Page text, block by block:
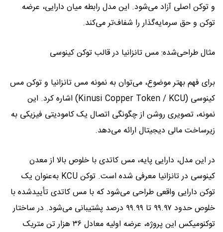
و توکن اصلی آزاد می‌شود. این مدل رابطه میان دارایی، عرضه
توکن و حق سرمایه‌گذار را شفاف‌تر می‌کند.
مثال طراحی‌شده: مس تانزانیا در قالب توکن کینوسی
برای فهم بهتر موضوع، می‌توان به نمونه مس تانزانیا و توکن مس
کینوسی (Kinusi Copper Token / KCU) اشاره کرد. این
نمونه، تصویری روشن از چگونگی اتصال یک کامودیتی فیزیکی به
زیرساخت مالی دیجیتال ارائه می‌دهد.
در این مدل، دارایی پایه، مس کاتدی با خلوص بالا از معدن
کینوسی در تانزانیا معرفی شده است. توکن KCU به‌عنوان یک
توکن دارایی واقعی طراحی می‌شود که با مس کاتدی تأییدشده با
خلوص حدود ۹۹.۹۷ تا ۹۹.۹۹ درصد پشتیبانی می‌شود. در ساختار
توکنومیکس این پروژه، عرضه اولیه معادل ۳۶ هزار تن متریک